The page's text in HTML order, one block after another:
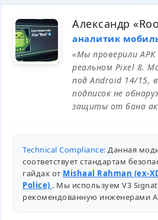
Александр
аналитик
«Мы проверили
реальном Pixel 8.
под Android 14/15,
подписок не
защиты от бана
Technical Compliance: Данная
соответствует стандартам
гайдах от Mishaal Rahman (ex-
Police) . Мы используем V3
рекомендованную инженерами